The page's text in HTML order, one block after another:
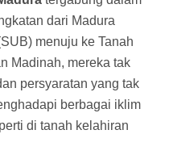
Video Call ,
memgenai
mengenai
asal Sumenep,
Pragaan,
puncak haji: